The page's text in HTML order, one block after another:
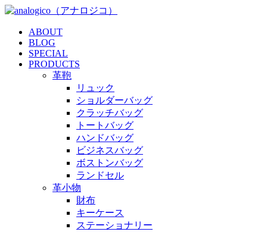
ABOUT
BLOG
SPECIAL
PRODUCTS
革鞄
リュック
ショルダーバッグ
クラッチバッグ
トートバッグ
ハンドバッグ
ビジネスバッグ
ボストンバッグ
ランドセル
革小物
財布
キーケース
ステーショナリー